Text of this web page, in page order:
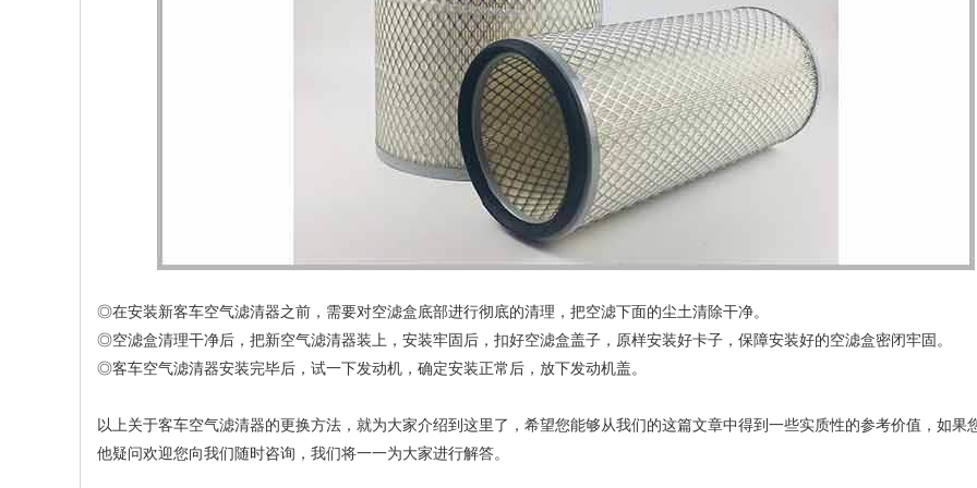
◎在安装新客车空气滤清器之前，需要对空滤盒底部进行彻底的清理，把空滤下面的尘土清除干净。
◎空滤盒清理干净后，把新空气滤清器装上，安装牢固后，扣好空滤盒盖子，原样安装好卡子，保障安装好的空滤盒密闭牢固。
◎客车空气滤清器安装完毕后，试一下发动机，确定安装正常后，放下发动机盖。
以上关于客车空气滤清器的更换方法，就为大家介绍到这里了，希望您能够从我们的这篇文章中得到一些实质性的参考价值，如果
他疑问欢迎您向我们随时咨询，我们将一一为大家进行解答。